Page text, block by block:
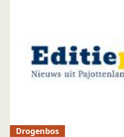
Drogenbos